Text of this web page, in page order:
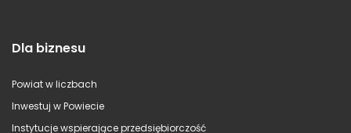
Dla biznesu
Powiat w liczbach
Inwestuj w Powiecie
Instytucje wspierające przedsiębiorczość